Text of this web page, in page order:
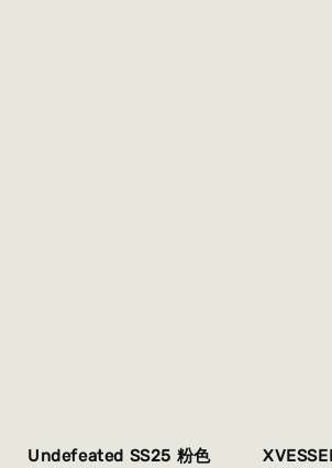
Undefeated SS25 粉色